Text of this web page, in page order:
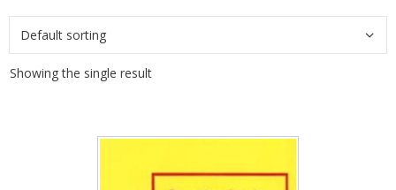
Showing the single result